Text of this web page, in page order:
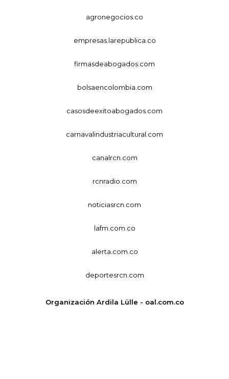
agronegocios.co
empresas.larepublica.co
firmasdeabogados.com
bolsaencolombia.com
casosdeexitoabogados.com
carnavalindustriacultural.com
canalrcn.com
rcnradio.com
noticiasrcn.com
lafm.com.co
alerta.com.co
deportesrcn.com
Organización Ardila Lülle - oal.com.co